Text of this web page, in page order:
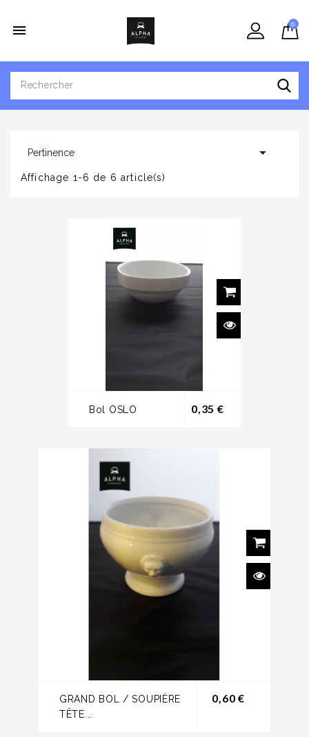
 0
Pertinence 
Affichage 1-6 de 6 article(s)
Bol OSLO 0,35 €Prix
GRAND BOL / SOUPIÈRE
TÊTE...
0,60 €Prix